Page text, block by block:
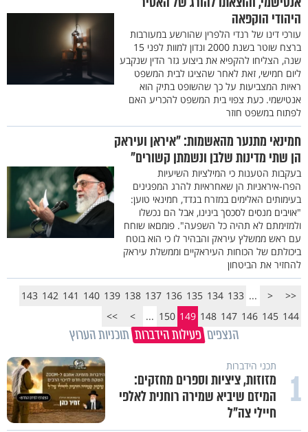
היהודי הוקפאה
עורכי דינו של רנדי הלפרין שהורשע במעורבות
ברצח שוטר בשנת 2000 ונדון למוות לפני 15
שנה, הצליחו להקפיא את ביצוע גזר הדין שנקבע
ליום חמישי, זאת לאחר שהציגו לבית המשפט
ראיות המצביעות על כך שהשופט בתיק הוא
אנטישמי. כעת צפוי בית המשפט להכריע האם
לפתוח במשפט חוזר
חמינאי מתנער מהאשמות: "איראן ועיראק
הן שתי מדינות שלבן ונשמתן קשורים"
בעקבות הטענות כי המילציות השיעיות
הפרו-איראניות הן שאחראיות להרג המפגינים
בעימותים האלימים במזרח בגדד, חמינאי טוען:
"אויבים מנסים לסכסך בינינו, אבל הם נכשלו
ולמזימתם לא תהיה כל השפעה". פומםאו שוחח
עם ראש ממשלץ עיראק והבהיר לו כי הוא בוטח
ביכולתם של הכוחות העיראקיים וממשלת עיראק
להחזיר את הביטחון
<<
<
...
133
134
135
136
137
138
139
140
141
142
143
144
145
146
147
148
149
150
...
>
>>
הנצפים פעילות הידברות תוכניות הערוץ
1 תכני הידברות
מזוזות, ציציות וספרים מחזקים:
המיזם שיביא שמירה רוחנית לאלפי
חיילי צה"ל